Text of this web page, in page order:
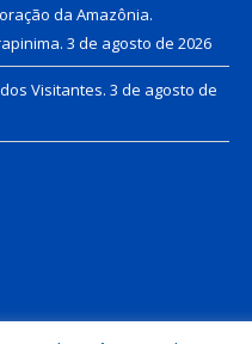
da Amazônia.
3 de agosto de 2026
dos Visitantes. 3 de agosto de